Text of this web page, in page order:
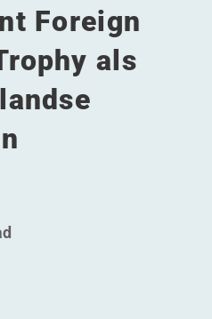
Foreign
als
ter wereld van
ter wereld
chocolademagazijn ter
chocolademagazijn